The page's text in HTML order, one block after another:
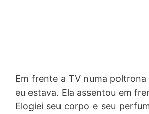
Em frente a TV numa poltrona
eu estava. Ela assentou em
Elogiei seu corpo e seu